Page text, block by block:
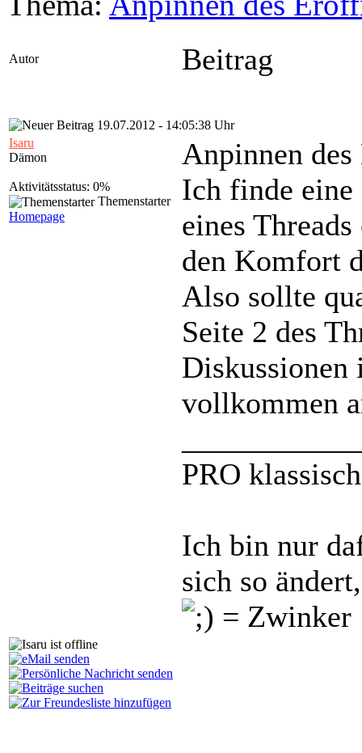
Autor Beitrag
19.07.2012 - 14:05:38 Uhr
Isaru
Dämon
Aktivitätsstatus: 0%
Themenstarter
Homepage
Anpinnen
Ich finde
eines
den Komfort
Also sollte
Seite 2 des
vollkommen
PRO
Ich bin nur
sich so